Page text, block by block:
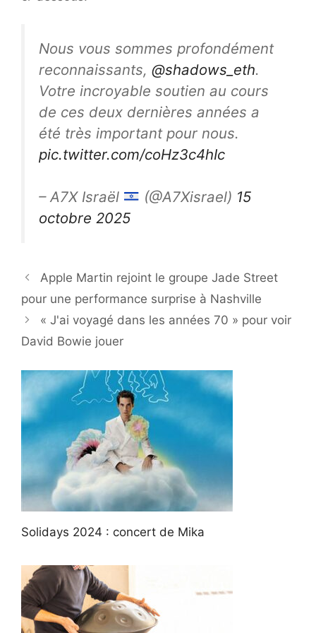
Nous vous sommes profondément
reconnaissants, @shadows_eth.
Votre incroyable soutien au cours
de ces deux dernières années a
été très important pour nous.
pic.twitter.com/coHz3c4hIc
– A7X Israël (@A7Xisrael) 15
octobre 2025
Apple Martin rejoint le groupe Jade Street
pour une performance surprise à Nashville
« J'ai voyagé dans les années 70 » pour voir
David Bowie jouer
Solidays 2024 : concert de Mika